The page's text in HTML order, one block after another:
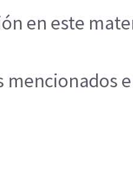
en este
mencionados